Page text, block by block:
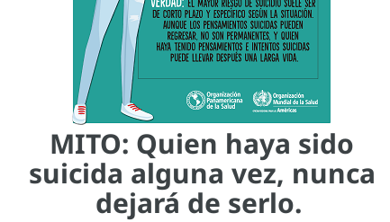
MITO: Quien haya sido
suicida alguna vez, nunca
dejará de serlo.